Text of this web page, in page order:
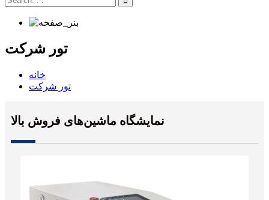
تور شرکت
خانه
تور شرکت
نمایشگاه ماشین‌های فروش بالا